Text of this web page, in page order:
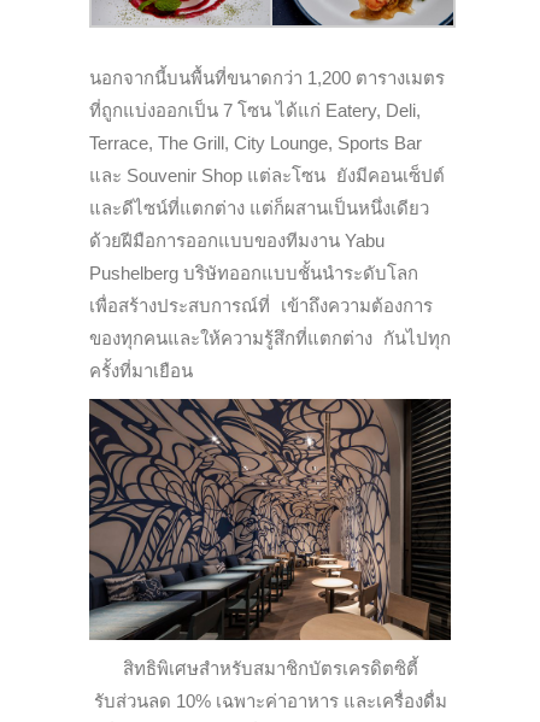
นอกจากนี้บนพื้นที่ขนาดกว่า 1,200 ตารางเมตร
ที่ถูกแบ่งออกเป็น 7 โซน ได้แก่ Eatery, Deli,
Terrace, The Grill, City Lounge, Sports Bar
และ Souvenir Shop แต่ละโซน ยังมีคอนเซ็ปต์
และดีไซน์ที่แตกต่าง แต่ก็ผสานเป็นหนึ่งเดียว
ด้วยฝีมือการออกแบบของทีมงาน Yabu
Pushelberg บริษัทออกแบบชั้นนำระดับโลก
เพื่อสร้างประสบการณ์ที่ เข้าถึงความต้องการ
ของทุกคนและให้ความรู้สึกที่แตกต่าง กันไปทุก
ครั้งที่มาเยือน
สิทธิพิเศษสำหรับสมาชิกบัตรเครดิตซิตี้
รับส่วนลด 10% เฉพาะค่าอาหาร และเครื่องดื่ม